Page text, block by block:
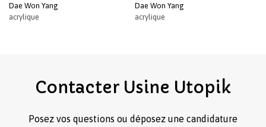
Dae Won Yang
acrylique
Dae Won Yang
acrylique
Contacter Usine Utopik
Posez vos questions ou déposez une candidature